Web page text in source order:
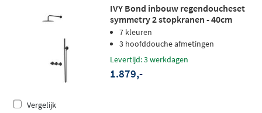
IVY Bond inbouw regendoucheset
symmetry 2 stopkranen - 40cm
wandarm - 20cm medium
hoofddouche - wandhouder -
staafhanddouche - zwart chroom
pvd
7 kleuren
3 hoofddouche afmetingen
Levertijd: 3 werkdagen
1.879,-
Vergelijk